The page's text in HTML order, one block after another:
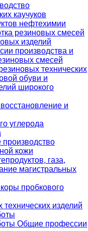
каучуков
нефтехимии
резиновых смесей
изделий
производства и
смесей
технических
обуви и
широкого
и
углерода
кожи
газа,
магистральных
пробкового
изделий
Общие профессии